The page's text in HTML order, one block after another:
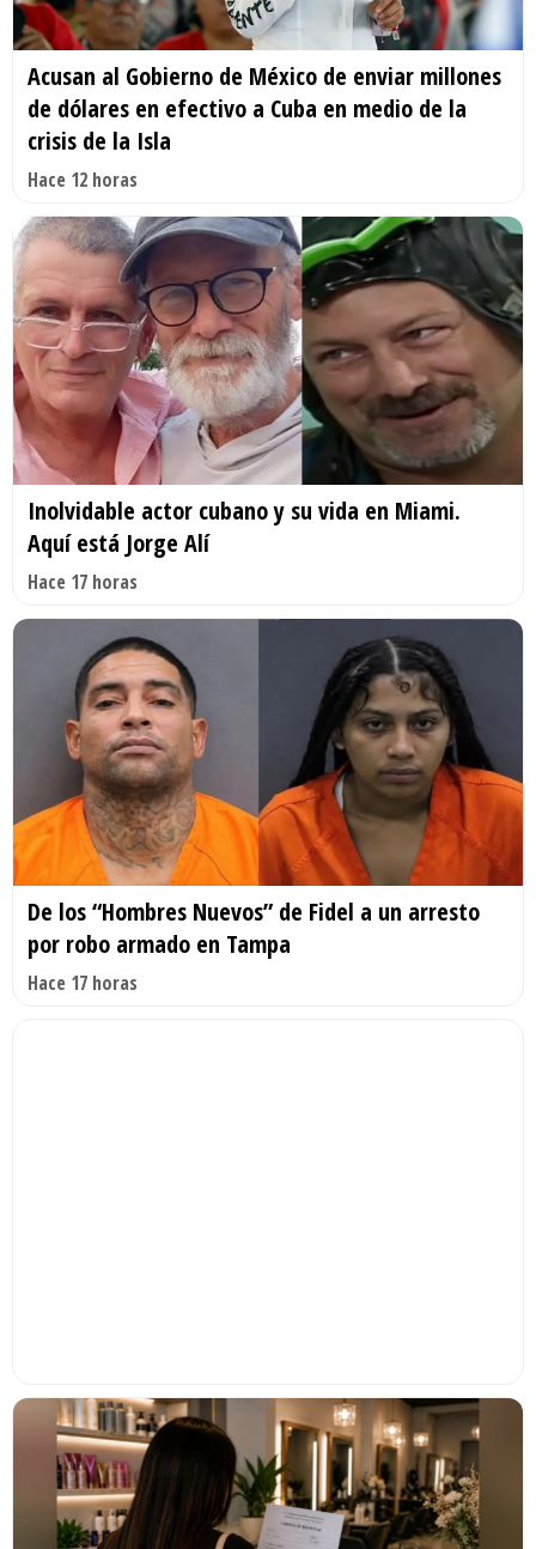
Acusan al Gobierno de México de enviar millones
de dólares en efectivo a Cuba en medio de la
crisis de la Isla
Hace 12 horas
Inolvidable actor cubano y su vida en Miami.
Aquí está Jorge Alí
Hace 17 horas
De los “Hombres Nuevos” de Fidel a un arresto
por robo armado en Tampa
Hace 17 horas